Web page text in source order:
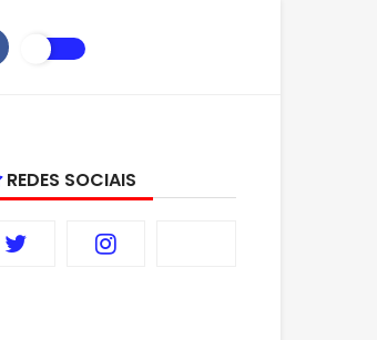
REDES SOCIAIS